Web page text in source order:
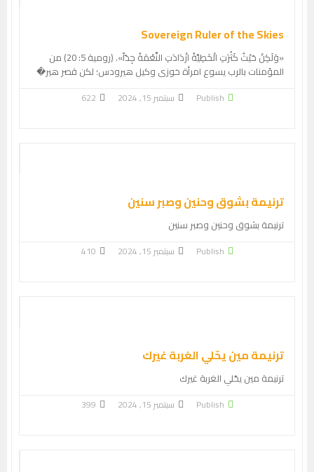
Sovereign Ruler of the Skies
«وَلَكِنْ حَيْثُ كَثُرَتِ الْخَطِيَّةُ ازْدَادَتِ النِّعْمَةُ جِدّاً». (رومية 5: 20) من
المؤمنات بالرب يسوع امرأة خوزى وكيل هيرودس؛ لكن قصر هير�
Publish سبتمبر 15, 2024 622
ترنيمة بشوق وحنين وصبر سنين
ترنيمة بشوق وحنين وصبر سنين
Publish سبتمبر 15, 2024 410
ترنيمة مين يحّلي الغربة غيرك
ترنيمة مين يحّلي الغربة غيرك
Publish سبتمبر 15, 2024 399